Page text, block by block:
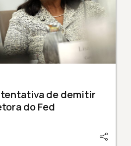
de demitir
do Fed